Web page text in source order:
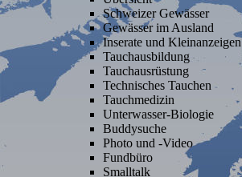
Schweizer Gewässer
Gewässer im Ausland
Inserate und Kleinanzeigen
Tauchausbildung
Tauchausrüstung
Technisches Tauchen
Tauchmedizin
Unterwasser-Biologie
Buddysuche
Photo und -Video
Fundbüro
Smalltalk